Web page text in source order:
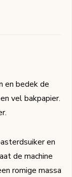
en bedek de
vel bakpapier.
en
de machine
romige massa